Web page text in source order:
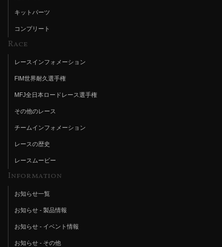
キットパーツ
コンプリート
Race
レースインフォメーション
FIM世界耐久選手権
MFJ全日本ロードレース選手権
その他のレース
チームインフォメーション
レースの歴史
レースムービー
Information
お知らせ一覧
お知らせ - 製品情報
お知らせ - イベント情報
お知らせ - その他